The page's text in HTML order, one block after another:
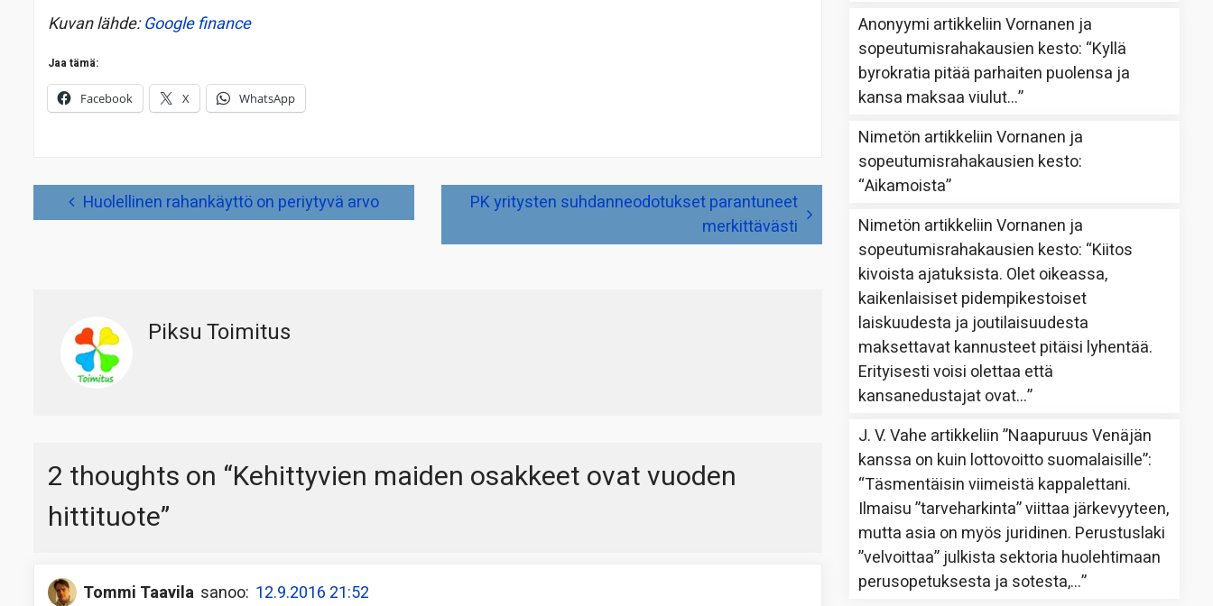
Kuvan lähde:Google finance
Jaa tämä:
Facebook X WhatsApp
ArtikkelienHuolellinen rahankäyttö on periytyvä arvo
PK yritysten suhdanneodotukset parantuneet
merkittävästi
Piksu Toimitus
2 thoughts on “Kehittyvien maiden osakkeet ovat vuoden
hittituote”
Tommi Taavila sanoo: 12.9.2016 21:52
Anonyymi artikkeliinVornanen ja
sopeutumisrahakausien kesto: “Kyllä
byrokratia pitää parhaiten puolensa ja
kansa maksaa viulut…”
Nimetön artikkeliinVornanen ja
sopeutumisrahakausien kesto:
“Aikamoista”
Nimetön artikkeliinVornanen ja
sopeutumisrahakausien kesto: “Kiitos
kivoista ajatuksista. Olet oikeassa,
kaikenlaisiset pidempikestoiset
laiskuudesta ja joutilaisuudesta
maksettavat kannusteet pitäisi lyhentää.
Erityisesti voisi olettaa että
kansanedustajat ovat…”
J. V. Vahe artikkeliin”Naapuruus Venäjän
kanssa on kuin lottovoitto suomalaisille”:
“Täsmentäisin viimeistä kappalettani.
Ilmaisu ”tarveharkinta” viittaa järkevyyteen,
mutta asia on myös juridinen. Perustuslaki
”velvoittaa” julkista sektoria huolehtimaan
perusopetuksesta ja sotesta,…”